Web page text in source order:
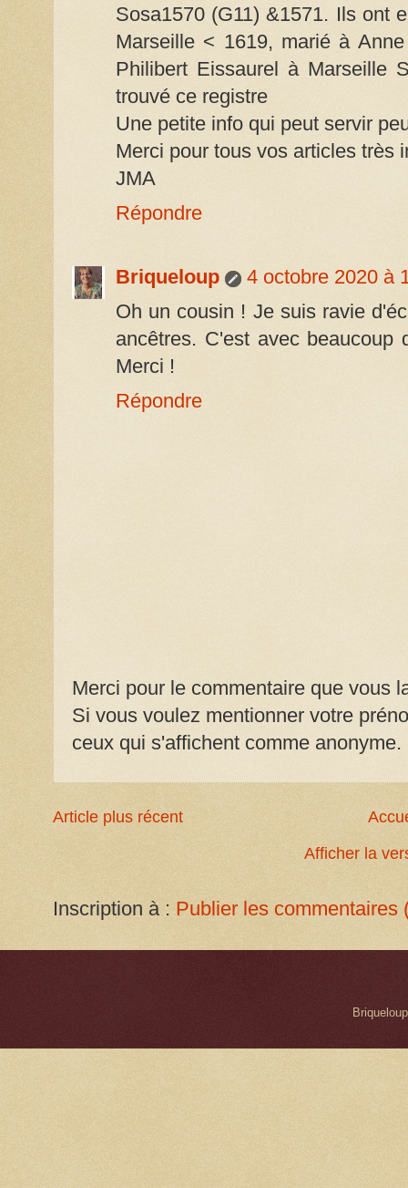
Sosa1570 (G11) &1571. Ils ont
Marseille < 1619, marié à
Philibert Eissaurel à Marseille
trouvé ce registre
Une petite info qui peut servir
Merci pour tous vos articles très
JMA
Répondre
Briqueloup
4 octobre 2020 à
Oh un cousin ! Je suis ravie
ancêtres. C'est avec
Merci !
Répondre
Merci pour le commentaire que vous
Si vous voulez mentionner votre
ceux qui s'affichent comme anonyme.
Article plus récent
Afficher la
Inscription à : Publier les commentaires